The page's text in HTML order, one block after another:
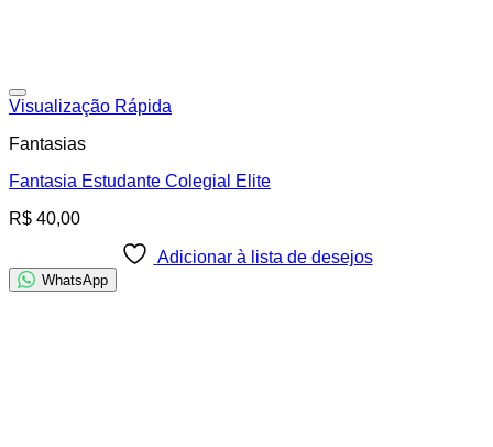
Visualização Rápida
Fantasias
Fantasia Estudante Colegial Elite
R$ 40,00
Adicionar à lista de desejos
WhatsApp